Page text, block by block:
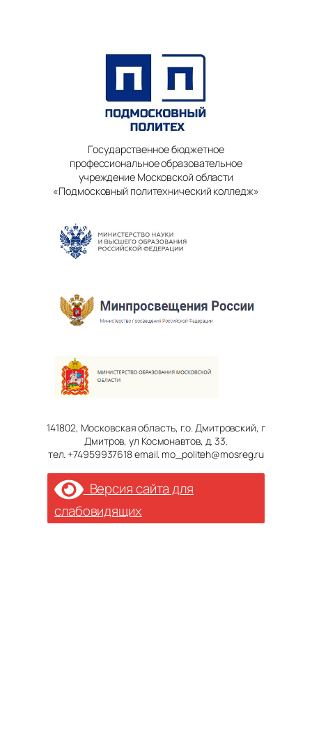
Государственное бюджетное
профессиональное образовательное
учреждение Московской области
«Подмосковный политехнический колледж»
141802, Московская область, г.о. Дмитровский, г
Дмитров, ул Космонавтов, д. 33.
тел. +74959937618 email. mo_politeh@mosreg.ru
Версия сайта для
слабовидящих